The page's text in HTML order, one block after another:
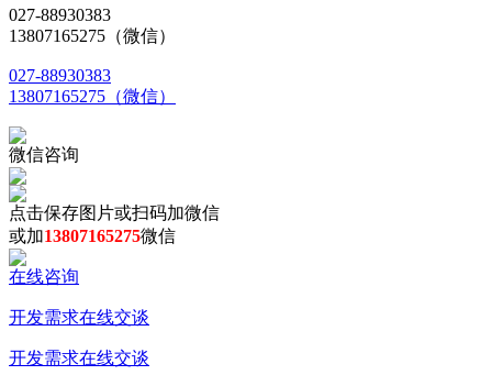
027-88930383
13807165275（微信）
027-88930383
13807165275（微信）
微信咨询
点击保存图片或扫码加微信
或加13807165275微信
在线咨询
开发需求在线交谈
开发需求在线交谈